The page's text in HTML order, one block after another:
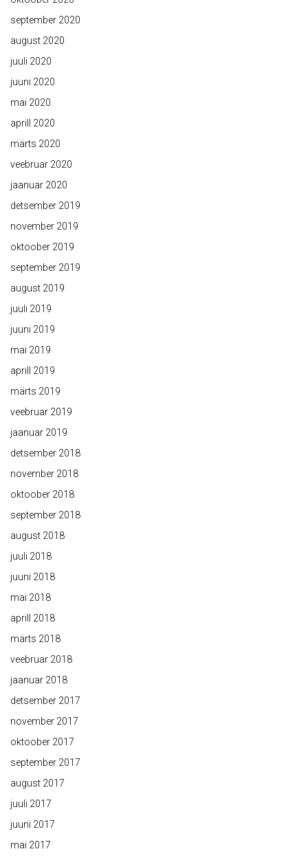
september 2020
august 2020
juuli 2020
juuni 2020
mai 2020
aprill 2020
märts 2020
veebruar 2020
jaanuar 2020
detsember 2019
november 2019
oktoober 2019
september 2019
august 2019
juuli 2019
juuni 2019
mai 2019
aprill 2019
märts 2019
veebruar 2019
jaanuar 2019
detsember 2018
november 2018
oktoober 2018
september 2018
august 2018
juuli 2018
juuni 2018
mai 2018
aprill 2018
märts 2018
veebruar 2018
jaanuar 2018
detsember 2017
november 2017
oktoober 2017
september 2017
august 2017
juuli 2017
juuni 2017
mai 2017